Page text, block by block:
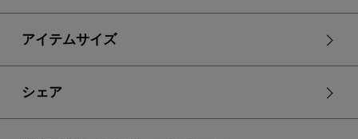
アイテムサイズ
シェア